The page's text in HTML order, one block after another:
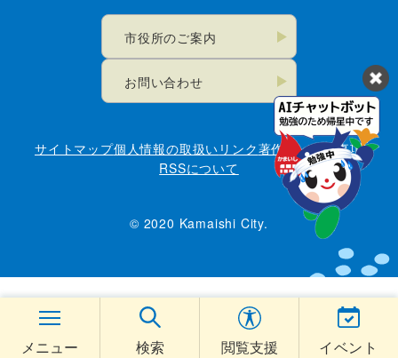
メニュー 検索 閲覧支援 イベント
市役所のご案内
お問い合わせ
サイトマップ個人情報の取扱い リンク著作権・免責事項
RSSについて
© 2020 Kamaishi City.